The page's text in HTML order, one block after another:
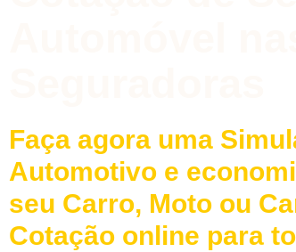
Faça agora uma
Automotivo e
seu Carro, Moto ou
Cotação online para